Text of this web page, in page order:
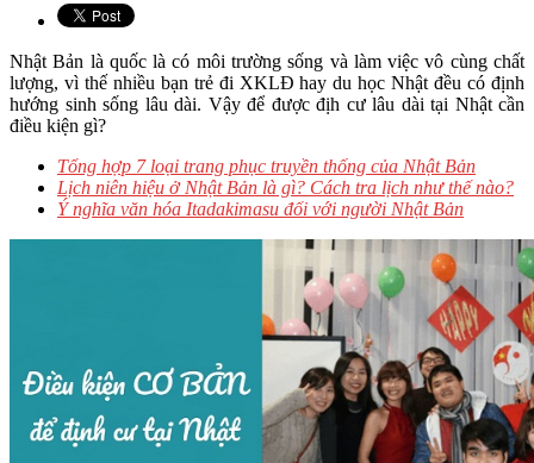
Nhật Bản là quốc là có môi trường sống và làm việc vô cùng chất
lượng, vì thế nhiều bạn trẻ đi XKLĐ hay du học Nhật đều có định
hướng sinh sống lâu dài. Vậy để được địh cư lâu dài tại Nhật cần
điều kiện gì?
Tổng hợp 7 loại trang phục truyền thống của Nhật Bản
Lịch niên hiệu ở Nhật Bản là gì? Cách tra lịch như thế nào?
Ý nghĩa văn hóa Itadakimasu đối với người Nhật Bản